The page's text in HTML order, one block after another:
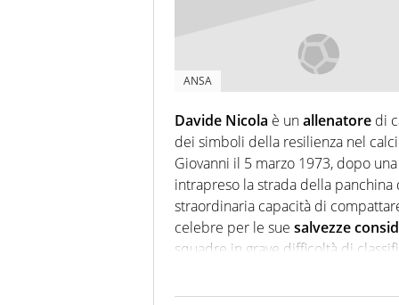
ANSA
Davide Nicola è unallenatore di
dei simboli della resilienza nel
Giovanni il 5 marzo 1973, dopo
intrapreso la strada della
straordinaria capacità di
celebre per le sue salvezze
squadre in grave difficoltà di
motivazione e pragmatismo
Per celebrare la salvezza ottenuta